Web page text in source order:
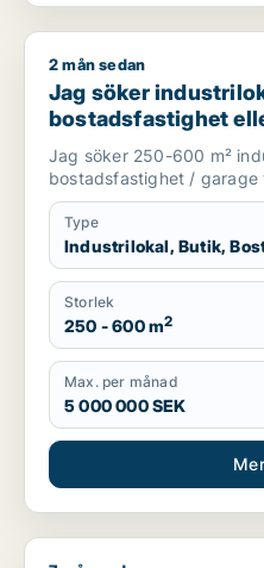
Jag söker industrilokal,
2 mån sedan
Jag söker
bostadsfastighet
Skåne
Jag söker 250-600 m²
bostadsfastighet / garage
Type
Industrilokal, Butik,
Storlek
250 - 600 m2
Max. per månad
5 000 000 SEK